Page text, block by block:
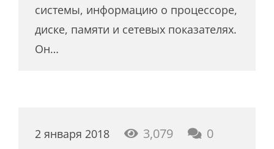
системы, информацию о процессоре,
диске, памяти и сетевых показателях.
Он…
2 января 2018 3,079 0